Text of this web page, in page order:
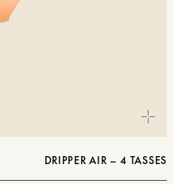
DRIPPER AIR – 4 TASSES